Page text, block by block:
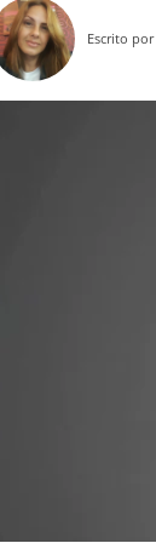
Escrito por